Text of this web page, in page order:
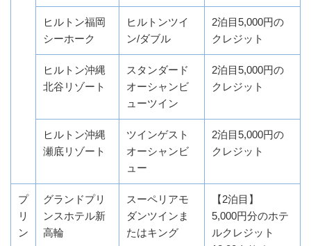
ヒルトン福岡
シーホーク
ヒルトンツイ
ン/ダブル
2泊目5,000円の
クレジット
ヒルトン沖縄
北谷リゾート
スタンダード
オーシャンビ
ューツイン
2泊目5,000円の
クレジット
ヒルトン沖縄
瀬底リゾート
ツインゲスト
オーシャンビ
ュー
2泊目5,000円の
クレジット
プ
リ
ン
グランドプリ
ンスホテル新
高輪
スーペリアモ
ダンツインま
たはキング
【2泊目】
5,000円分のホテ
ルクレジット